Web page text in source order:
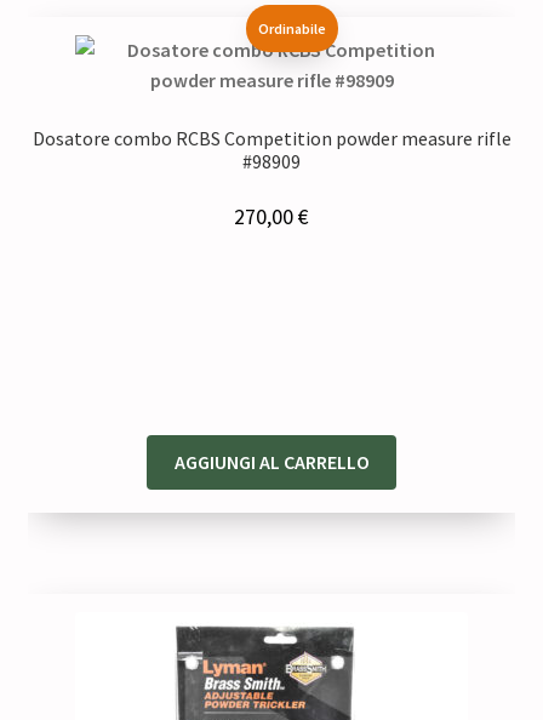
Ordinabile
Dosatore combo RCBS Competition powder measure rifle
#98909
270,00€
AGGIUNGI AL CARRELLO